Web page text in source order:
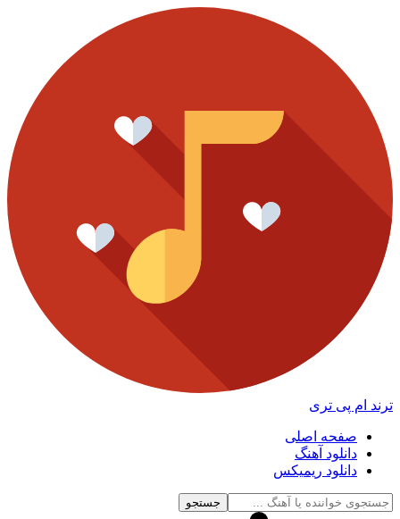
ترند ام پی تری
صفحه اصلی
دانلود آهنگ
دانلود ریمیکس
جستجو